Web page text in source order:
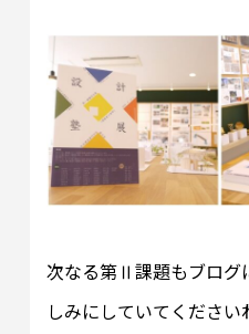
次なる第Ⅱ課題もブログ